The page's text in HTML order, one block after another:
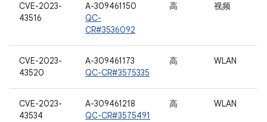
CVE-2023-
43516
A-309461150
QC-
CR#3536092
高 视频
CVE-2023-
43520
A-309461173
QC-CR#3575335
高 WLAN
CVE-2023-
43534
A-309461218
QC-CR#3575491
高 WLAN